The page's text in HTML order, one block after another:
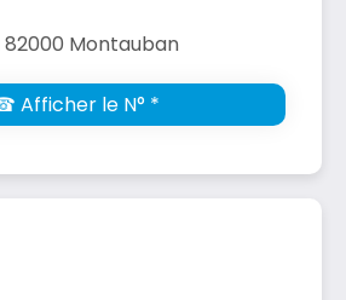
82000 Montauban
Afficher le N° *